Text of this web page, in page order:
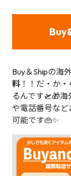
Buy＆Shipの海
料 ！！だ・か
るんです🛫🎁
や電話番号な
可能です👜✨